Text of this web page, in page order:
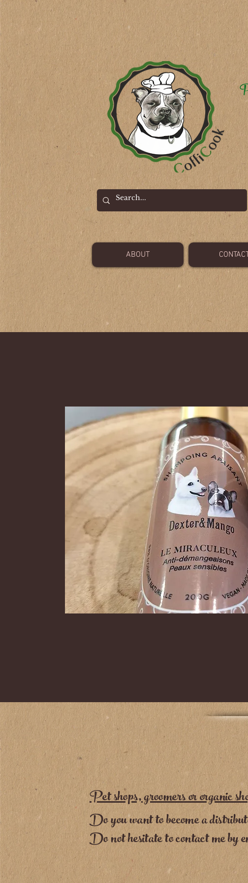
ABOUT
Pet shops, groomers or organic
Do you want to become a
Do not hesitate to contact me by